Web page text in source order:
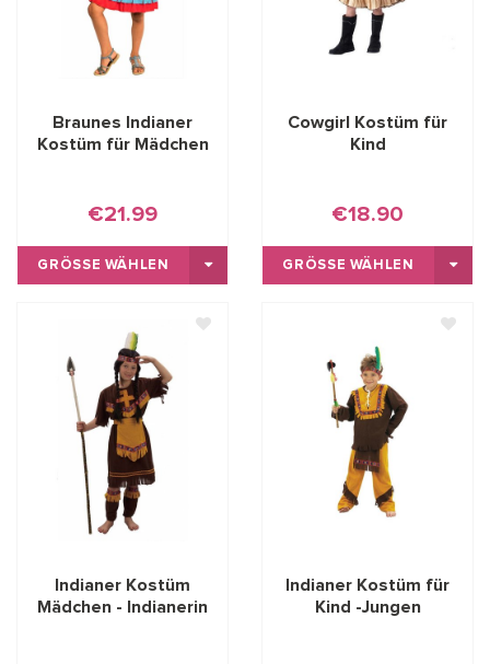
Braunes Indianer
Kostüm für Mädchen
€21.99
GRÖSSE WÄHLEN
Cowgirl Kostüm für
Kind
€18.90
GRÖSSE WÄHLEN
Indianer Kostüm
Mädchen - Indianerin
Indianer Kostüm für
Kind -Jungen